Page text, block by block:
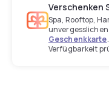
Verschenken
Spa, Rooftop,
Geschenkkarte
Verfügbarkeit